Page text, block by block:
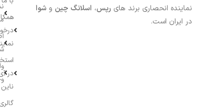
نماینده انحصاری برند های رپس، اسلانگ چین و شوا
در ایران است.
در
ناین